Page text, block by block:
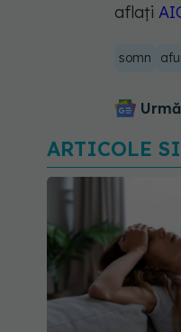
aflați
somn
ARTICOLE